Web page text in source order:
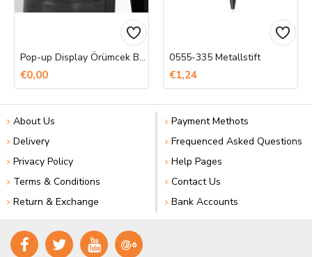
Pop-up Display Örümcek Banner Baskı
€0,00
0555-335 Metallstift
€1,24
About Us
Delivery
Privacy Policy
Terms & Conditions
Return & Exchange
Payment Methots
Frequenced Asked Questions
Help Pages
Contact Us
Bank Accounts